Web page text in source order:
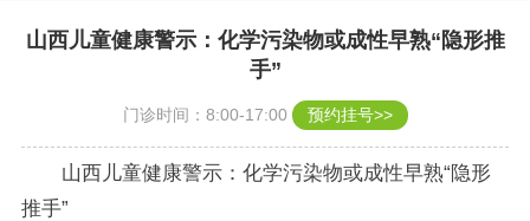
山西儿童健康警示：化学污染物或成性早熟“隐形推
手”
门诊时间：8:00-17:00 预约挂号>>
山西儿童健康警示：化学污染物或成性早熟“隐形
推手”